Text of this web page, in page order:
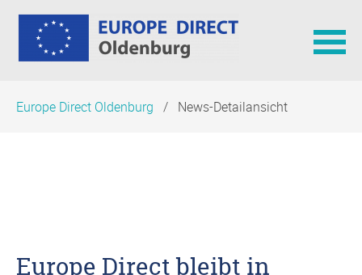
überspringen
Europe Direct Oldenburg News-Detailansicht
Europe Direct bleibt in